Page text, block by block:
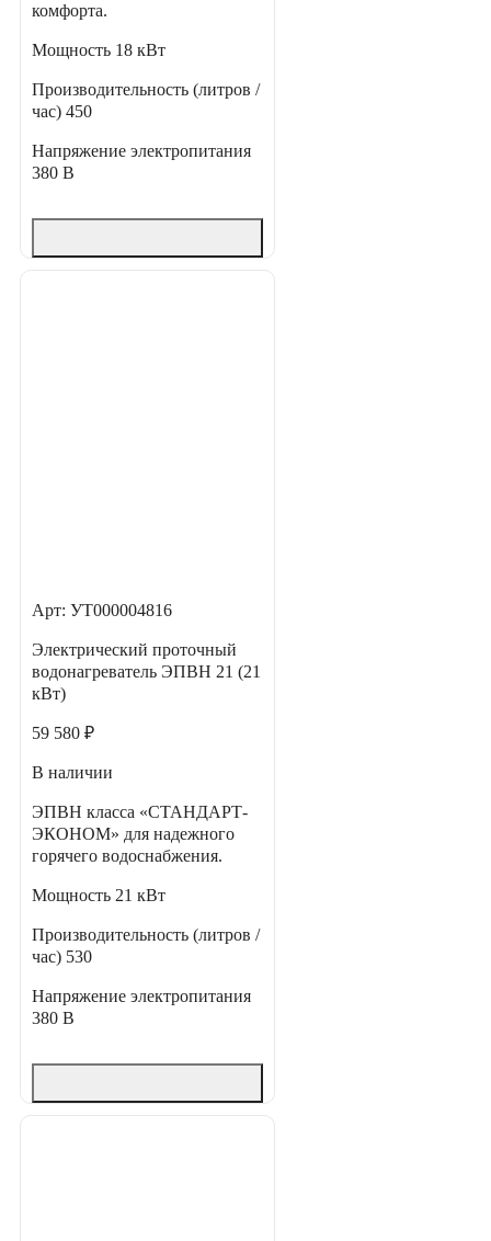
комфорта.
Мощность 18 кВт
Производительность (литров /
час) 450
Напряжение электропитания
380 В
Арт: УТ000004816
Электрический проточный
водонагреватель ЭПВН 21 (21
кВт)
59 580 ₽
В наличии
ЭПВН класса «СТАНДАРТ-
ЭКОНОМ» для надежного
горячего водоснабжения.
Мощность 21 кВт
Производительность (литров /
час) 530
Напряжение электропитания
380 В